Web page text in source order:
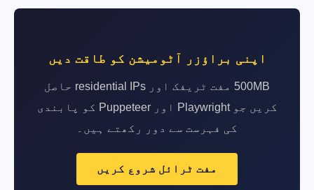
اپنی براؤزر آٹومیشن کو طاقت دیں
500MB مفت ٹریفک اور residential IPs حاصل
کریں جو Playwright اور Puppeteer کو پابندی
کی فہرست سے دور رکھتے ہیں۔
مفت ٹرائل شروع کریں